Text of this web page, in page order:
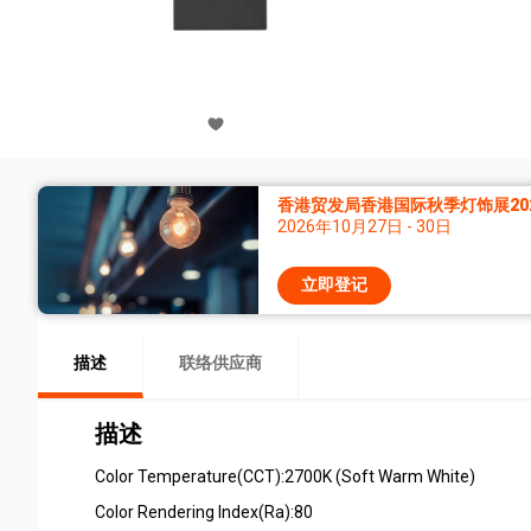
香港贸发局香港国际秋季灯饰展
2026年10月27日 - 30日
立即登记
描述 联络供应商
描述
Color Temperature(CCT):2700K (Soft Warm White)
Color Rendering Index(Ra):80